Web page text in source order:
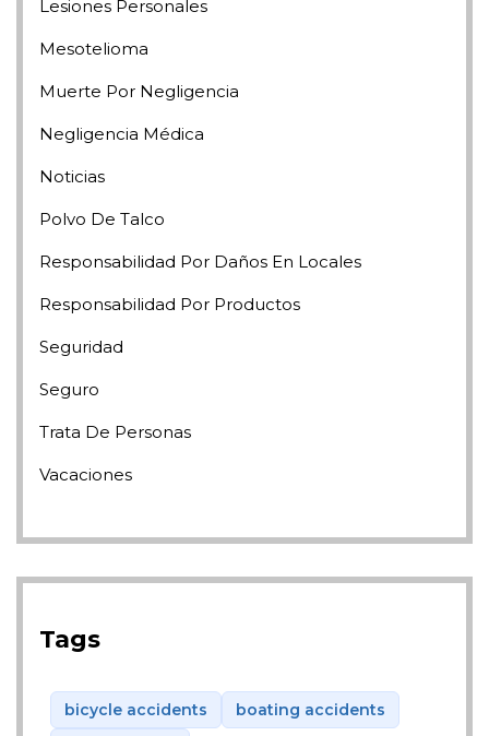
Lesiones Personales
Mesotelioma
Muerte Por Negligencia
Negligencia Médica
Noticias
Polvo De Talco
Responsabilidad Por Daños En Locales
Responsabilidad Por Productos
Seguridad
Seguro
Trata De Personas
Vacaciones
Tags
bicycle accidents
boating accidents